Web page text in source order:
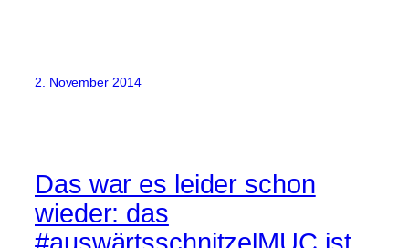
2. November 2014
Das war es leider schon
wieder: das